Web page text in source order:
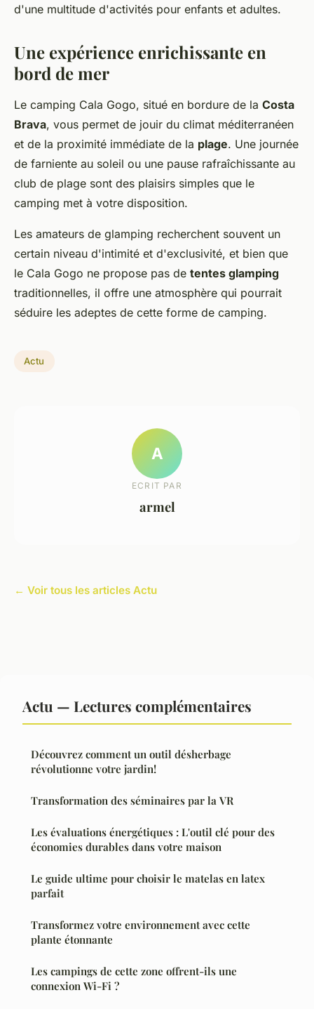
d'une multitude d'activités pour enfants et adultes.
Une expérience enrichissante en
bord de mer
Le camping Cala Gogo, situé en bordure de la Costa
Brava, vous permet de jouir du climat méditerranéen
et de la proximité immédiate de la plage. Une journée
de farniente au soleil ou une pause rafraîchissante au
club de plage sont des plaisirs simples que le
camping met à votre disposition.
Les amateurs de glamping recherchent souvent un
certain niveau d'intimité et d'exclusivité, et bien que
le Cala Gogo ne propose pas de tentes glamping
traditionnelles, il offre une atmosphère qui pourrait
séduire les adeptes de cette forme de camping.
Actu
A
ECRIT PAR
armel
← Voir tous les articles Actu
Actu — Lectures complémentaires
Découvrez comment un outil désherbage
révolutionne votre jardin!
Transformation des séminaires par la VR
Les évaluations énergétiques : L'outil clé pour des
économies durables dans votre maison
Le guide ultime pour choisir le matelas en latex
parfait
Transformez votre environnement avec cette
plante étonnante
Les campings de cette zone offrent-ils une
connexion Wi-Fi ?